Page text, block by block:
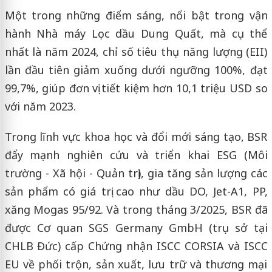
Một trong những điểm sáng, nổi bật trong vận
hành Nhà máy Lọc dầu Dung Quất, mà cụ thể
nhất là năm 2024, chỉ số tiêu thụ năng lượng (EII)
lần đầu tiên giảm xuống dưới ngưỡng 100%, đạt
99,7%, giúp đơn vị tiết kiệm hơn 10,1 triệu USD so
với năm 2023.
Trong lĩnh vực khoa học và đổi mới sáng tạo, BSR
đẩy mạnh nghiên cứu và triển khai ESG (Môi
trường - Xã hội - Quản trị), gia tăng sản lượng các
sản phẩm có giá trị cao như dầu DO, Jet-A1, PP,
xăng Mogas 95/92. Và trong tháng 3/2025, BSR đã
được Cơ quan SGS Germany GmbH (trụ sở tại
CHLB Đức) cấp Chứng nhận ISCC CORSIA và ISCC
EU về phối trộn, sản xuất, lưu trữ và thương mại